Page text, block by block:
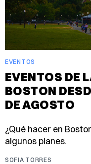
EVENTOS
EVENTOS DE
BOSTON
DE AGOSTO
¿Qué hacer en
algunos planes.
SOFIA TORRES